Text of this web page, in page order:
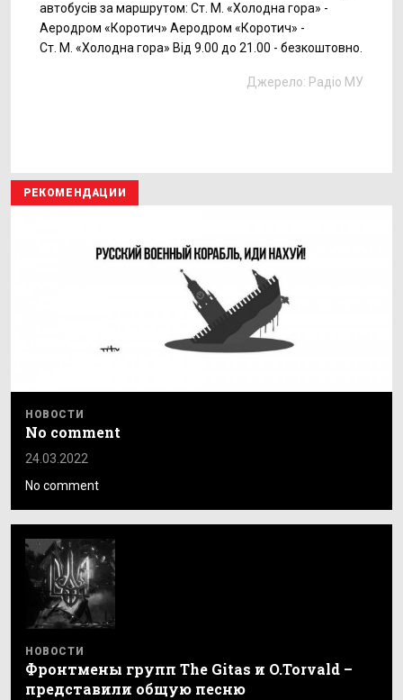
автобусів за маршрутом: Ст. М. «Холодна гора» -
Аеродром «Коротич» Аеродром «Коротич» -
Ст. М. «Холодна гора» Від 9.00 до 21.00 - безкоштовно.
Джерело: Радіо МУ
РЕКОМЕНДАЦИИ
НОВОСТИ
No comment
24.03.2022
No comment
НОВОСТИ
Фронтмены групп The Gitas и O.Torvald –
представили общую песню